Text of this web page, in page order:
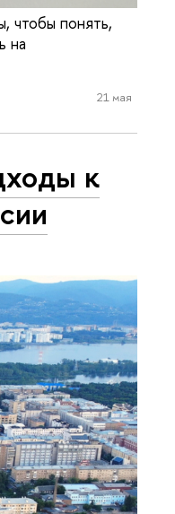
чтобы понять,
на
21 мая
к